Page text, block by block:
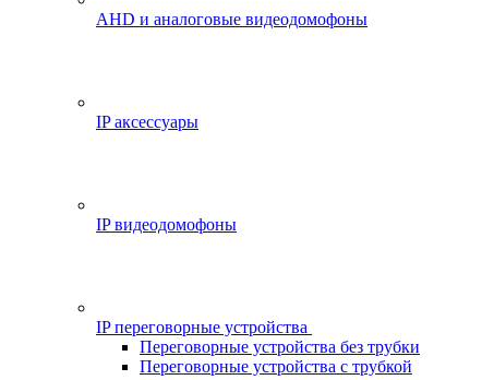
AHD и аналоговые видеодомофоны
IP аксессуары
IP видеодомофоны
IP переговорные устройства
Переговорные устройства без трубки
Переговорные устройства с трубкой